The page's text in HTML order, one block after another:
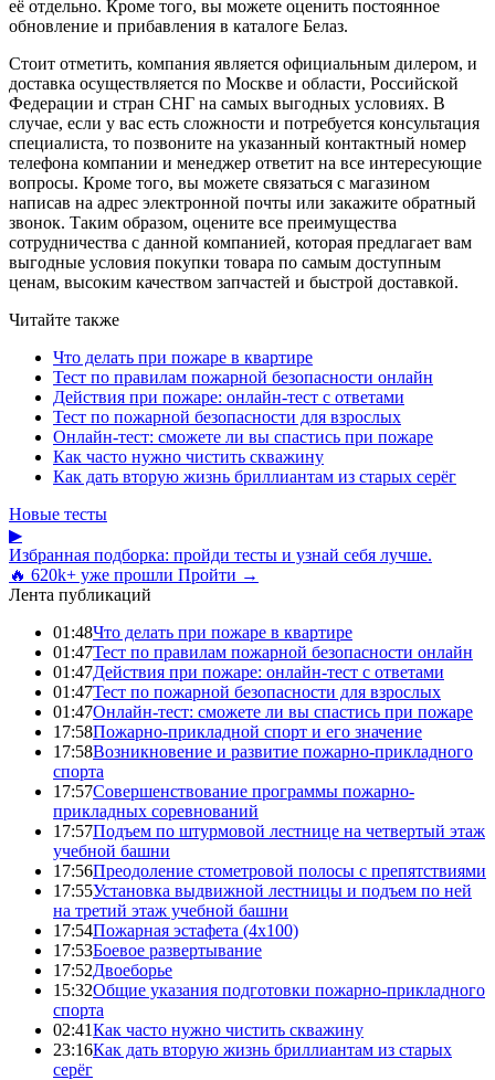
её отдельно. Кроме того, вы можете оценить постоянное
обновление и прибавления в каталоге Белаз.
Стоит отметить, компания является официальным дилером, и
доставка осуществляется по Москве и области, Российской
Федерации и стран СНГ на самых выгодных условиях. В
случае, если у вас есть сложности и потребуется консультация
специалиста, то позвоните на указанный контактный номер
телефона компании и менеджер ответит на все интересующие
вопросы. Кроме того, вы можете связаться с магазином
написав на адрес электронной почты или закажите обратный
звонок. Таким образом, оцените все преимущества
сотрудничества с данной компанией, которая предлагает вам
выгодные условия покупки товара по самым доступным
ценам, высоким качеством запчастей и быстрой доставкой.
Читайте также
Что делать при пожаре в квартире
Тест по правилам пожарной безопасности онлайн
Действия при пожаре: онлайн-тест с ответами
Тест по пожарной безопасности для взрослых
Онлайн-тест: сможете ли вы спастись при пожаре
Как часто нужно чистить скважину
Как дать вторую жизнь бриллиантам из старых серёг
Новые тесты
▶
Избранная подборка: пройди тесты и узнай себя лучше.
🔥 620k+ уже прошли Пройти →
Лента публикаций
01:48Что делать при пожаре в квартире
01:47Тест по правилам пожарной безопасности онлайн
01:47Действия при пожаре: онлайн-тест с ответами
01:47Тест по пожарной безопасности для взрослых
01:47Онлайн-тест: сможете ли вы спастись при пожаре
17:58Пожарно-прикладной спорт и его значение
17:58Возникновение и развитие пожарно-прикладного
спорта
17:57Совершенствование программы пожарно-
прикладных соревнований
17:57Подъем по штурмовой лестнице на четвертый этаж
учебной башни
17:56Преодоление стометровой полосы с препятствиями
17:55Установка выдвижной лестницы и подъем по ней
на третий этаж учебной башни
17:54Пожарная эстафета (4x100)
17:53Боевое развертывание
17:52Двоеборье
15:32Общие указания подготовки пожарно-прикладного
спорта
02:41Как часто нужно чистить скважину
23:16Как дать вторую жизнь бриллиантам из старых
серёг